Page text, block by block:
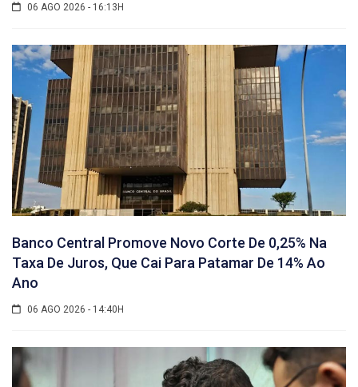
06 AGO 2026 - 16:13H
Banco Central Promove Novo Corte De 0,25% Na
Taxa De Juros, Que Cai Para Patamar De 14% Ao
Ano
06 AGO 2026 - 14:40H